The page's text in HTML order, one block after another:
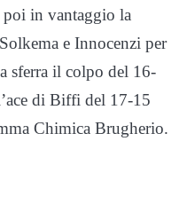
poi in vantaggio la
e Innocenzi per
sferra il colpo del 16-
di Biffi del 17-15
Chimica Brugherio.